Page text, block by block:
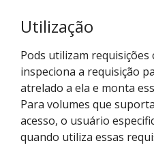
Utilização
Pods utilizam
inspeciona a requisição
atrelado a ela e monta
Para volumes que
acesso, o usuário
quando utiliza essas